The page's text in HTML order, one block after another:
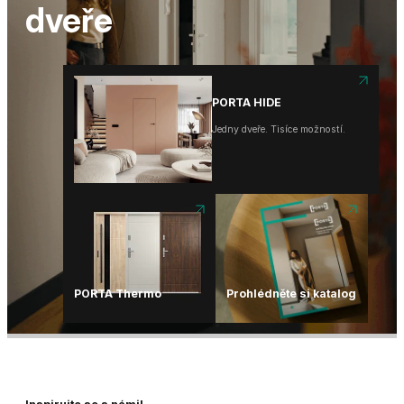
dveře
DNŮ
PORTA HIDE
Jedny dveře. Tisíce možností.
100% VODĚODOLNÁ
ZÁRUBEŇ HYDRO
PROTECT™
Už žádné oteklé dveřní rámy!
PORTA Thermo Prohlédněte si katalog